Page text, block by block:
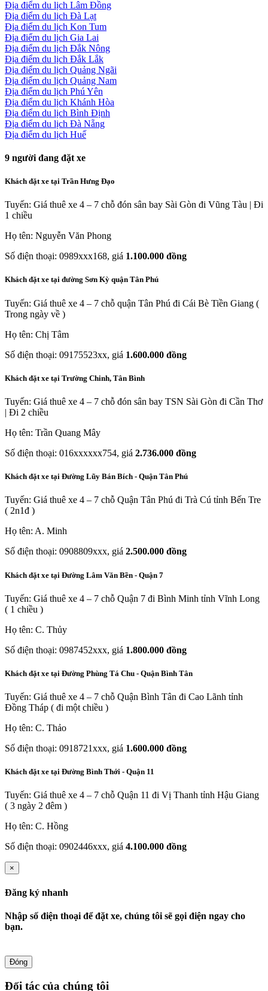
Địa điểm du lịch Lâm Đồng
Địa điểm du lịch Đà Lạt
Địa điểm du lịch Kon Tum
Địa điểm du lịch Gia Lai
Địa điểm du lịch Đắk Nông
Địa điểm du lịch Đắk Lắk
Địa điểm du lịch Quảng Ngãi
Địa điểm du lịch Quảng Nam
Địa điểm du lịch Phú Yên
Địa điểm du lịch Khánh Hòa
Địa điểm du lịch Bình Định
Địa điểm du lịch Đà Nẵng
Địa điểm du lịch Huế
9 người đang đặt xe
Khách đặt xe tại Trần Hưng Đạo
Tuyến: Giá thuê xe 4 – 7 chỗ đón sân bay Sài Gòn đi Vũng Tàu | Đi
1 chiều
Họ tên: Nguyễn Văn Phong
Số điện thoại: 0989xxx168, giá 1.100.000 đồng
Khách đặt xe tại đường Sơn Kỳ quận Tân Phú
Tuyến: Giá thuê xe 4 – 7 chỗ quận Tân Phú đi Cái Bè Tiền Giang (
Trong ngày về )
Họ tên: Chị Tâm
Số điện thoại: 09175523xx, giá 1.600.000 đồng
Khách đặt xe tại Trường Chinh, Tân Bình
Tuyến: Giá thuê xe 4 – 7 chỗ đón sân bay TSN Sài Gòn đi Cần Thơ
| Đi 2 chiều
Họ tên: Trần Quang Mây
Số điện thoại: 016xxxxxx754, giá 2.736.000 đồng
Khách đặt xe tại Đường Lũy Bán Bích - Quận Tân Phú
Tuyến: Giá thuê xe 4 – 7 chỗ Quận Tân Phú đi Trà Cú tỉnh Bến Tre
( 2n1đ )
Họ tên: A. Minh
Số điện thoại: 0908809xxx, giá 2.500.000 đồng
Khách đặt xe tại Đường Lâm Văn Bền - Quận 7
Tuyến: Giá thuê xe 4 – 7 chỗ Quận 7 đi Bình Minh tỉnh Vĩnh Long
( 1 chiều )
Họ tên: C. Thủy
Số điện thoại: 0987452xxx, giá 1.800.000 đồng
Khách đặt xe tại Đường Phùng Tá Chu - Quận Bình Tân
Tuyến: Giá thuê xe 4 – 7 chỗ Quận Bình Tân đi Cao Lãnh tỉnh
Đồng Tháp ( đi một chiều )
Họ tên: C. Thảo
Số điện thoại: 0918721xxx, giá 1.600.000 đồng
Khách đặt xe tại Đường Bình Thới - Quận 11
Tuyến: Giá thuê xe 4 – 7 chỗ Quận 11 đi Vị Thanh tỉnh Hậu Giang
( 3 ngày 2 đêm )
Họ tên: C. Hồng
Số điện thoại: 0902446xxx, giá 4.100.000 đồng
×
Đăng ký nhanh
Nhập số điện thoại để đặt xe, chúng tôi sẽ gọi điện ngay cho
bạn.
Đóng
Đối tác của chúng tôi